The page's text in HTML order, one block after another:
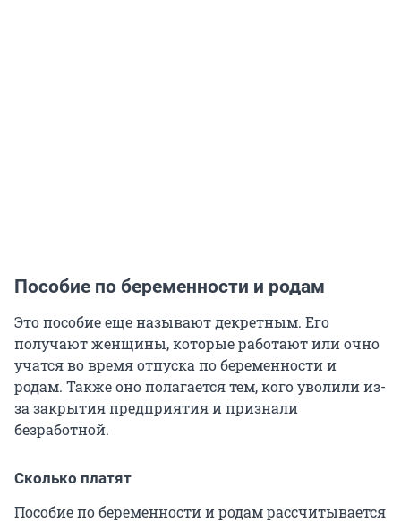
Пособие по беременности и родам
Это пособие еще называют декретным. Его
получают женщины, которые работают или очно
учатся во время отпуска по беременности и
родам. Также оно полагается тем, кого уволили из-
за закрытия предприятия и признали
безработной.
Сколько платят
Пособие по беременности и родам рассчитывается